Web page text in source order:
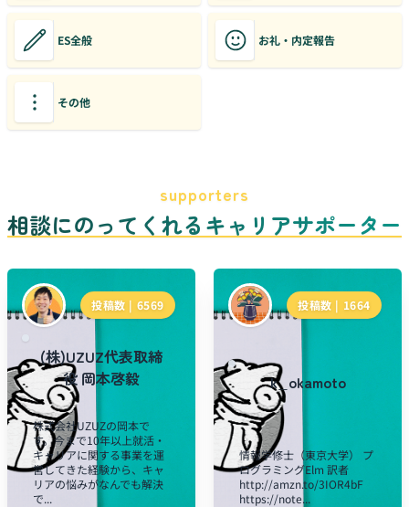
ES全般 お礼・内定報告
その他
supporters
相談にのってくれるキャリアサポーター
投稿数 | 6569
(株)UZUZ代表取締
役 岡本啓毅
株式会社UZUZの岡本で
す。今まで10年以上就活・
キャリアに関する事業を運
営してきた経験から、キャ
リアの悩みがなんでも解決
で...
投稿数 | 1664
k_okamoto
情報学修士（東京大学） プ
ログラミングElm 訳者
http://amzn.to/3IOR4bF
https://note...